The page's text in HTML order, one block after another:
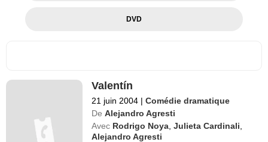
DVD
Valentín
21 juin 2004 | Comédie dramatique
De Alejandro Agresti
Avec Rodrigo Noya ,Julieta Cardinali
Alejandro Agresti